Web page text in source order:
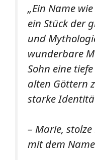
„Ein Name
ein Stück der
und
wunderbare
Sohn eine
alten Göttern
starke
– Marie,
mit dem